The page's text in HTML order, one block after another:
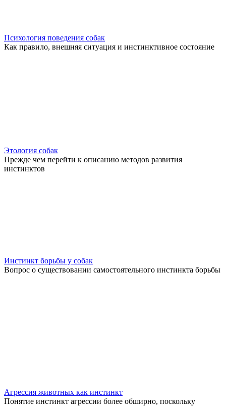
Психология поведения собак
Как правило, внешняя ситуация и инстинктивное состояние
Этология собак
Прежде чем перейти к описанию методов развития
инстинктов
Инстинкт борьбы у собак
Вопрос о существовании самостоятельного инстинкта борьбы
Агрессия животных как инстинкт
Понятие инстинкт агрессии более обширно, поскольку